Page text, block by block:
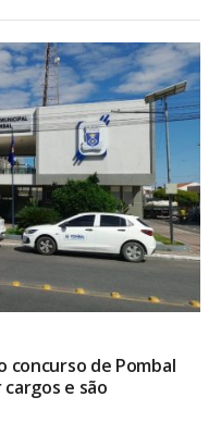
concurso de Pombal
e são